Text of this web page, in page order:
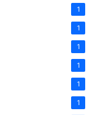
1
1
1
1
1
1